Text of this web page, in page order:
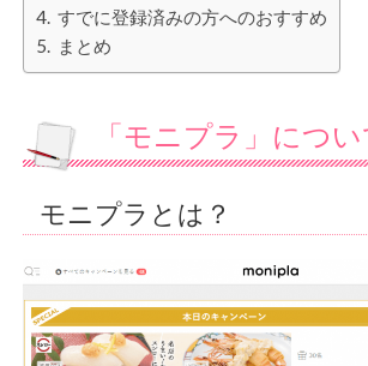
すでに登録済みの方へのおすすめ
まとめ
「モニプラ」につい
モニプラとは？